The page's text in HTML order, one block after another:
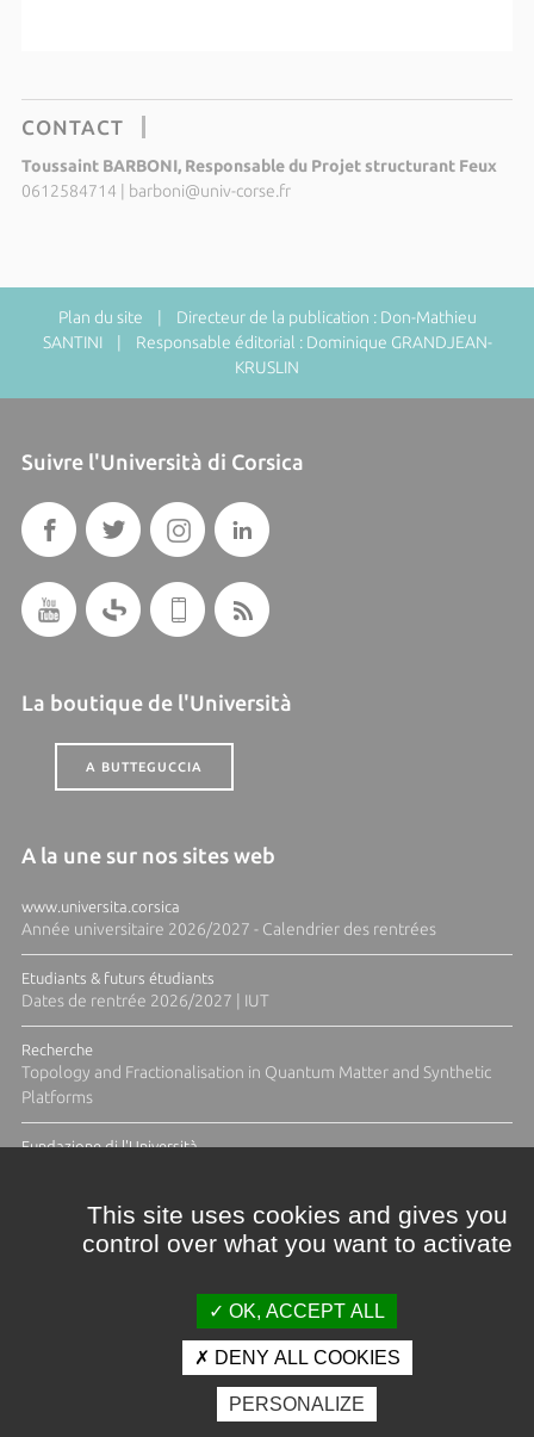
CONTACT
Toussaint BARBONI, Responsable du Projet structurant Feux
0612584714
barboni@univ-corse.fr
Plan du site | Directeur de la publication : Don-Mathieu
SANTINI | Responsable éditorial : Dominique GRANDJEAN-
KRUSLIN
Suivre l'Università di Corsica
La boutique de l'Università
A BUTTEGUCCIA
A la une sur nos sites web
www.universita.corsica
Année universitaire 2026/2027 - Calendrier des rentrées
Etudiants & futurs étudiants
Dates de rentrée 2026/2027 | IUT
Recherche
Topology and Fractionalisation in Quantum Matter and Synthetic
Platforms
Fundazione di l'Università
Crédits et mentions légales
Espace presse
Photothèque
This site uses cookies and gives you
control over what you want to activate
OK, ACCEPT ALL
DENY ALL COOKIES
PERSONALIZE